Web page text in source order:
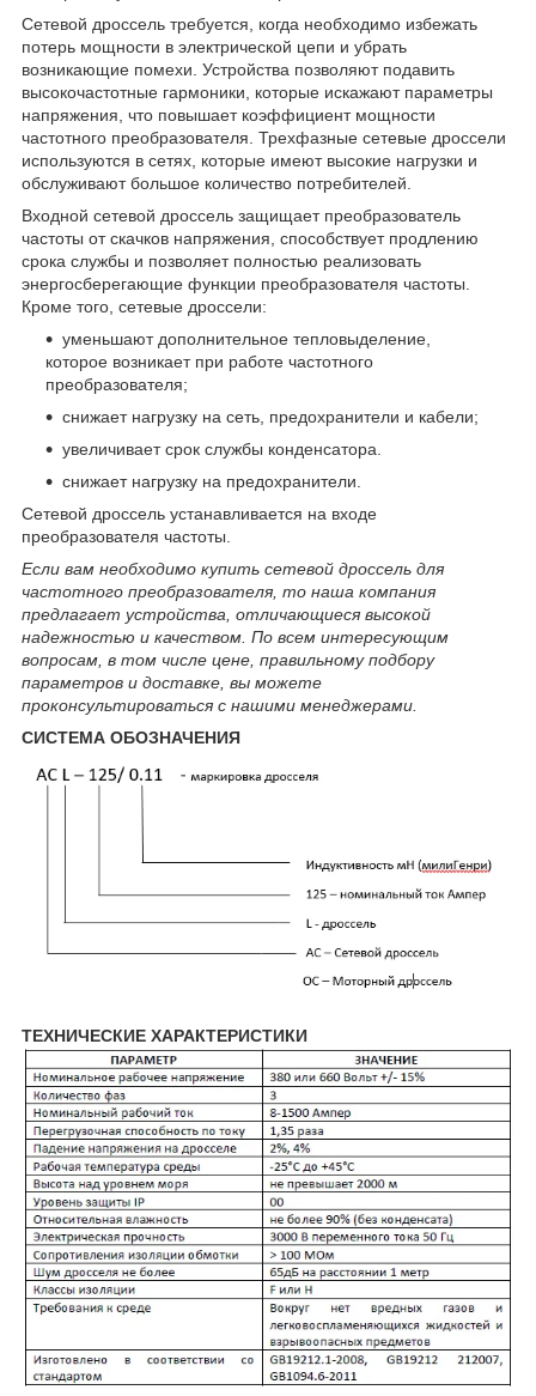
Сетевой дроссель требуется, когда необходимо избежать
потерь мощности в электрической цепи и убрать
возникающие помехи. Устройства позволяют подавить
высокочастотные гармоники, которые искажают параметры
напряжения, что повышает коэффициент мощности
частотного преобразователя. Трехфазные сетевые дроссели
используются в сетях, которые имеют высокие нагрузки и
обслуживают большое количество потребителей.
Входной сетевой дроссель защищает преобразователь
частоты от скачков напряжения, способствует продлению
срока службы и позволяет полностью реализовать
энергосберегающие функции преобразователя частоты.
Кроме того, сетевые дроссели:
уменьшают дополнительное тепловыделение,
которое возникает при работе частотного
преобразователя;
снижает нагрузку на сеть, предохранители и кабели;
увеличивает срок службы конденсатора.
снижает нагрузку на предохранители.
Сетевой дроссель устанавливается на входе
преобразователя частоты.
Если вам необходимо купить сетевой дроссель для
частотного преобразователя, то наша компания
предлагает устройства, отличающиеся высокой
надежностью и качеством. По всем интересующим
вопросам, в том числе цене, правильному подбору
параметров и доставке, вы можете
проконсультироваться с нашими менеджерами.
СИСТЕМА ОБОЗНАЧЕНИЯ
ТЕХНИЧЕСКИЕ ХАРАКТЕРИСТИКИ